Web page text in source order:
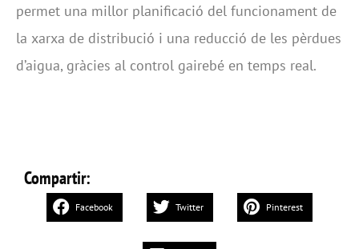
permet una millor planificació del funcionament de
la xarxa de distribució i una reducció de les pèrdues
d’aigua, gràcies al control gairebé en temps real.
Compartir:
Facebook Twitter Pinterest